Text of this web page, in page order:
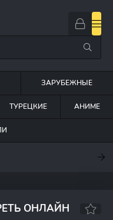
ЗАРУБЕЖНЫЕ
ТУРЕЦКИЕ АНИМЕ
ОНЛАЙН